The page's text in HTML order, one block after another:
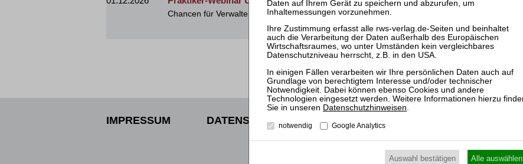
Chancen für Verwalter, Gläubiger und Investoren
IMPRESSUM DATENSCHUTZ NUTZUNGSBESTIMMUNGEN/AGB
VERTRAG WIDERRUFEN
Datenschutzhinweisen
notwendig Google Analytics
Auswahl bestätigen Alle auswählen